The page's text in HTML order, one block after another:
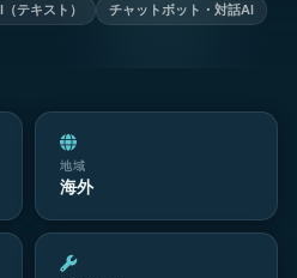
テキスト） チャットボット・対話AI
地域
海外